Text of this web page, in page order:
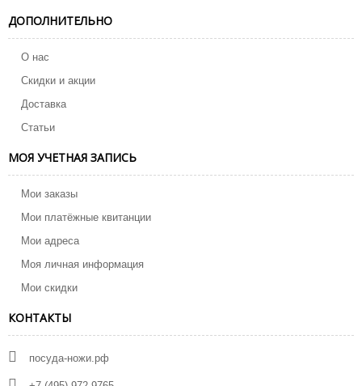
ДОПОЛНИТЕЛЬНО
О нас
Скидки и акции
Доставка
Статьи
МОЯ УЧЕТНАЯ ЗАПИСЬ
Мои заказы
Мои платёжные квитанции
Мои адреса
Моя личная информация
Мои скидки
КОНТАКТЫ
посуда-ножи.рф